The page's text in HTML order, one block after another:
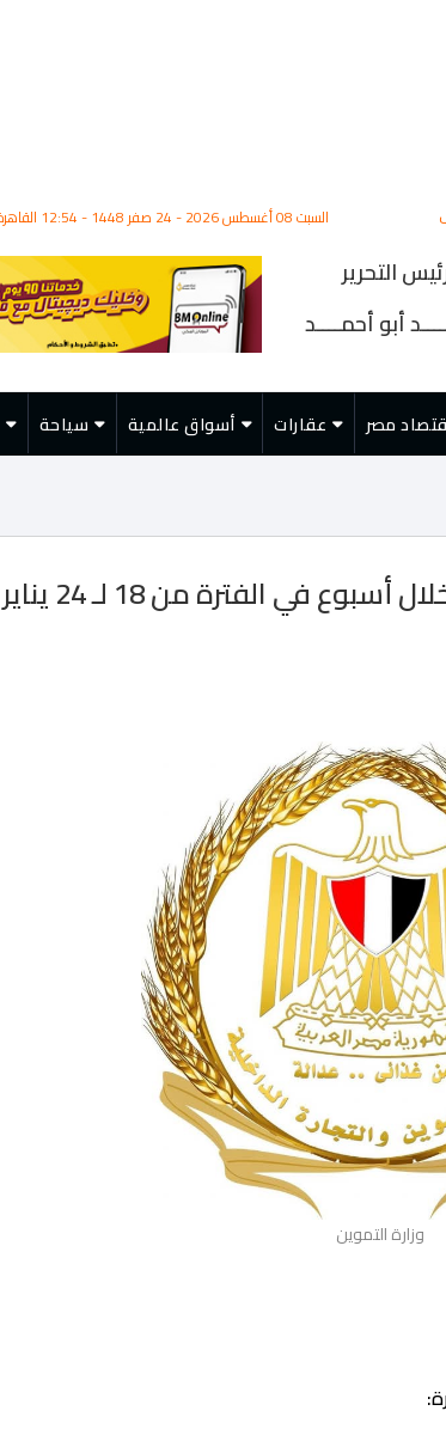
السبت 08 أغسطس 2026 - 24 صفر 1448 - 12:54 القاهرة
التحرير
أبو أحمــــد
مصر عقارات أسواق عالمية سياحة
إنفوجراف.. حصاد وزارة التموين خلال أسبوع في الفترة من 18 لـ 24 يناير
وزارة التموين